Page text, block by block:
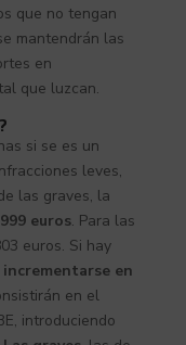
que no tengan
mantendrán las
en
que luzcan.
si se es un
leves,
las graves, la
euros. Para las
euros. Si hay
en
en el
introduciendo